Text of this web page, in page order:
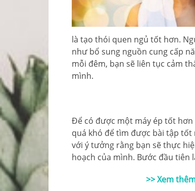
là tạo thói quen ngủ tốt hơn.
như bổ sung nguồn cung cấp
mỗi đêm, bạn sẽ liên tục cảm
mình.
Để có được một máy ép tốt
quá khó để tìm được bài tập tốt
với ý tưởng rằng bạn sẽ thực
hoạch của mình. Bước đầu tiên
>> Xem